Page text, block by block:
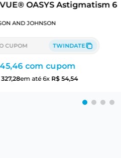
OASYS Astigmatism 6
AND JOHNSON
CUPOM TWINDATE
com cupom
327,28em até6x R$ 54,54